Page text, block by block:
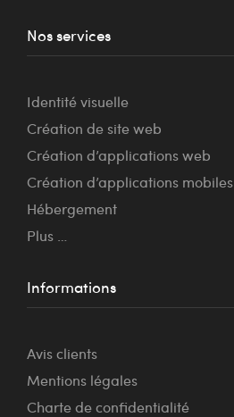
Nos services
Identité visuelle
Création de site web
Création d’applications web
Création d’applications mobiles
Hébergement
Plus …
Informations
Avis clients
Mentions légales
Charte de confidentialité